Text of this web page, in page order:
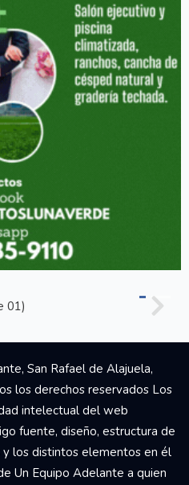
San Rafael de Alajuela,
los derechos reservados Los
intelectual del web
fuente, diseño, estructura de
los distintos elementos en él
Un Equipo Adelante a quien